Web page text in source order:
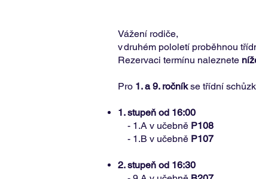
Vážení rodiče,
v druhém pololetí proběhnou
Rezervaci termínu naleznete
Pro 1. a 9. ročníkse třídní
1. stupeň od 16:00
- 1.A v učebně P108
- 1.B v učebně P107
2. stupeň od 16:30